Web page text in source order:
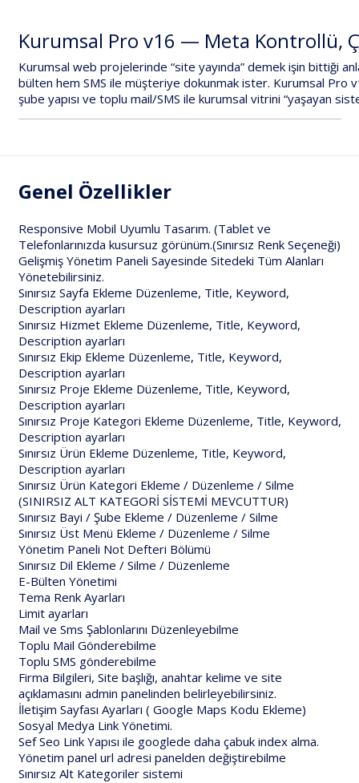
Kurumsal Pro v16 — Meta Kontrollü,
Kurumsal web projelerinde “site yayında” demek işin bittiği
bülten hem SMS ile müşteriye dokunmak ister. Kurumsal Pro
şube yapısı ve toplu mail/SMS ile kurumsal vitrini “yaşayan
Genel Özellikler
Responsive Mobil Uyumlu Tasarım. (Tablet ve
Telefonlarınızda kusursuz görünüm.(Sınırsız Renk Seçeneği)
Gelişmiş Yönetim Paneli Sayesinde Sitedeki Tüm Alanları
Yönetebilirsiniz.
Sınırsız Sayfa Ekleme Düzenleme, Title, Keyword,
Description ayarları
Sınırsız Hizmet Ekleme Düzenleme, Title, Keyword,
Description ayarları
Sınırsız Ekip Ekleme Düzenleme, Title, Keyword,
Description ayarları
Sınırsız Proje Ekleme Düzenleme, Title, Keyword,
Description ayarları
Sınırsız Proje Kategori Ekleme Düzenleme, Title, Keyword,
Description ayarları
Sınırsız Ürün Ekleme Düzenleme, Title, Keyword,
Description ayarları
Sınırsız Ürün Kategori Ekleme / Düzenleme / Silme
(SINIRSIZ ALT KATEGORİ SİSTEMİ MEVCUTTUR)
Sınırsız Bayi / Şube Ekleme / Düzenleme / Silme
Sınırsız Üst Menü Ekleme / Düzenleme / Silme
Yönetim Paneli Not Defteri Bölümü
Sınırsız Dil Ekleme / Silme / Düzenleme
E-Bülten Yönetimi
Tema Renk Ayarları
Limit ayarları
Mail ve Sms Şablonlarını Düzenleyebilme
Toplu Mail Gönderebilme
Toplu SMS gönderebilme
Firma Bilgileri, Site başlığı, anahtar kelime ve site
açıklamasını admin panelinden belirleyebilirsiniz.
İletişim Sayfası Ayarları ( Google Maps Kodu Ekleme)
Sosyal Medya Link Yönetimi.
Sef Seo Link Yapısı ile googlede daha çabuk index alma.
Yönetim panel url adresi panelden değiştirebilme
Sınırsız Alt Kategoriler sistemi